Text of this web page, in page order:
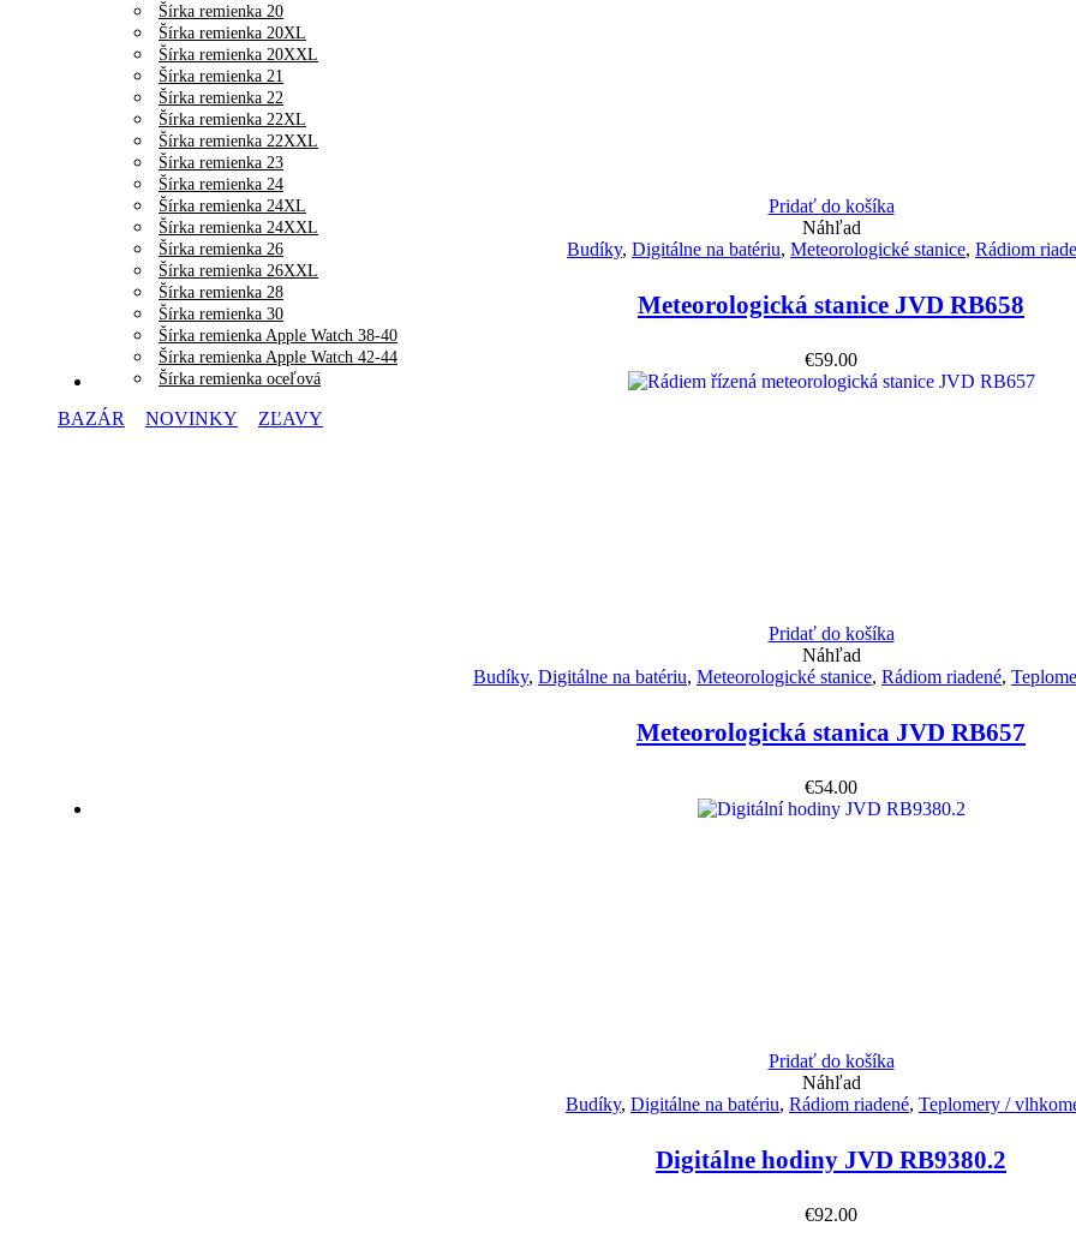
Šírka remienka 20
Šírka remienka 20XL
Šírka remienka 20XXL
Šírka remienka 21
Šírka remienka 22
Šírka remienka 22XL
Šírka remienka 22XXL
Šírka remienka 23
Šírka remienka 24
Šírka remienka 24XL
Šírka remienka 24XXL
Šírka remienka 26
Šírka remienka 26XXL
Šírka remienka 28
Šírka remienka 30
Šírka remienka Apple Watch 38-40
Šírka remienka Apple Watch 42-44
Šírka remienka oceľová
BAZÁR NOVINKY ZĽAVY
Pridať do košíka
Náhľad
Budíky, Digitálne na batériu, Meteorologické stanice, Rádiom
Meteorologická stanice JVD RB658
€59.00
Pridať do košíka
Náhľad
Budíky, Digitálne na batériu, Meteorologické stanice, Rádiom riadené,
Meteorologická stanica JVD RB657
€54.00
Pridať do košíka
Náhľad
Budíky, Digitálne na batériu, Rádiom riadené, Teplomery /
Digitálne hodiny JVD RB9380.2
€92.00